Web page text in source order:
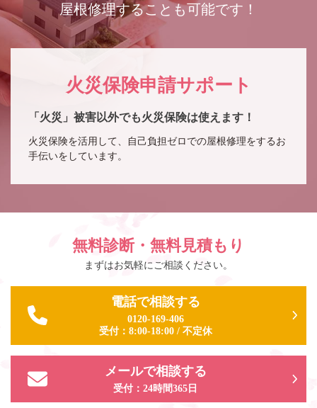
屋根修理することも可能です！
火災保険申請サポート
「火災」被害以外でも火災保険は使えます！
火災保険を活用して、自己負担ゼロでの屋根修理をするお
手伝いをしています。
無料診断・無料見積もり
まずはお気軽にご相談ください。
電話で相談する
0120-169-406
受付： 8:00-18:00/ 不定休
メールで相談する
受付：24時間365日